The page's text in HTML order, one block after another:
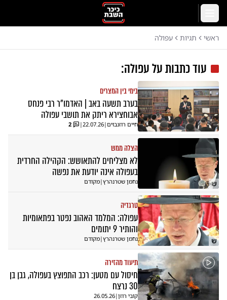
דלג לתוכן הראשי
ראשי תגיות עפולה
עוד כתבות עלעפולה:
בימי בין המצרים
בערב תשעה באב | האדמו"ר רבי פנחס
אבוחצירא ריתק את תושבי עפולה
חיים רוזנבוים|
22.07.26
|
2
ש
הצלה ממש
לא מצליחים להתאושש: הקהילה החרדית
בעפולה אינה יודעת את נפשה
נחמן שטרנהרץ|מקודם
ש
טרגדיה
עפולה: המלמד האהוב נפטר בפתאומיות
והותיר 9 יתומים
נחמן שטרנהרץ|מקודם
תיעוד מהזירה
חיסול עם מטען: רכב התפוצץ בעפולה, גבן בן
30 נרצח
קובי רוזן|
26.05.26